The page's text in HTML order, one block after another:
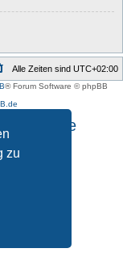
zu
Alle Zeiten sind UTC+02:00
® Forum Software © phpBB